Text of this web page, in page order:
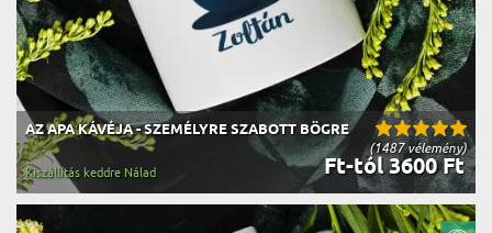
(1487 vélemény)
AZ APA KÁVÉJA - SZEMÉLYRE SZABOTT BÖGRE
Ft-tól 3600 Ft
Kiszállítás keddre Nálad